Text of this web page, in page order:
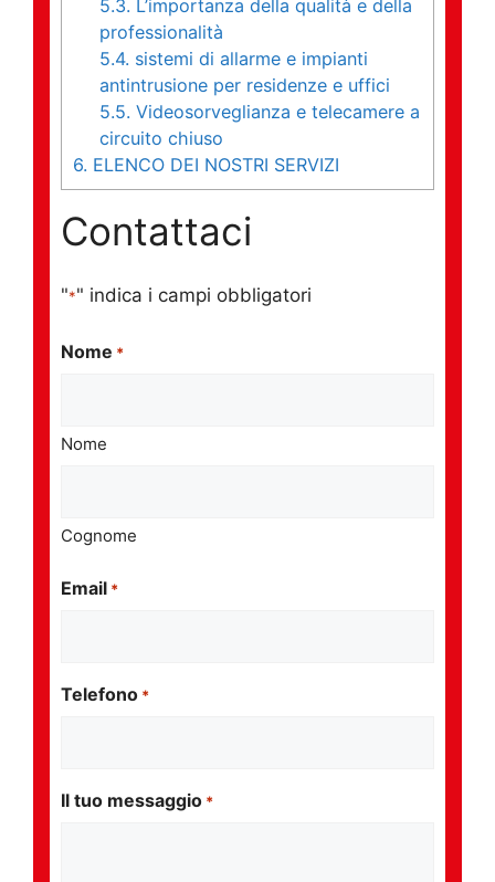
5.3. L’importanza della qualità e della
professionalità
5.4. sistemi di allarme e impianti
antintrusione per residenze e uffici
5.5. Videosorveglianza e telecamere a
circuito chiuso
6. ELENCO DEI NOSTRI SERVIZI
Contattaci
"*" indica i campi obbligatori
Nome *
Nome
Cognome
Email *
Telefono *
Il tuo messaggio *